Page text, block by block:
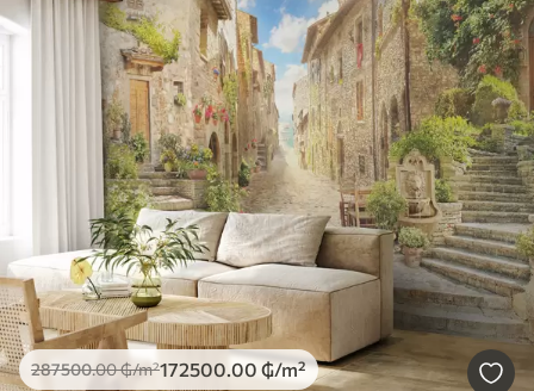
287500.00₲/m²172500 .00 ₲/m²